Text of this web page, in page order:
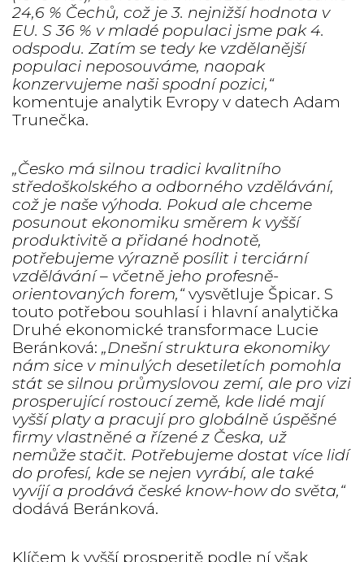
24,6 % Čechů, což je 3. nejnižší hodnota v
EU. S 36 % v mladé populaci jsme pak 4.
odspodu. Zatím se tedy ke vzdělanější
populaci neposouváme, naopak
konzervujeme naši spodní pozici,“
komentuje analytik Evropy v datech Adam
Trunečka.
„Česko má silnou tradici kvalitního
středoškolského a odborného vzdělávání,
což je naše výhoda. Pokud ale chceme
posunout ekonomiku směrem k vyšší
produktivitě a přidané hodnotě,
potřebujeme výrazně posílit i terciární
vzdělávání – včetně jeho profesně-
orientovaných forem,“vysvětluje Špicar. S
touto potřebou souhlasí i hlavní analytička
Druhé ekonomické transformace Lucie
Beránková: „Dnešní struktura ekonomiky
nám sice v minulých desetiletích pomohla
stát se silnou průmyslovou zemí, ale pro vizi
prosperující rostoucí země, kde lidé mají
vyšší platy a pracují pro globálně úspěšné
firmy vlastněné a řízené z Česka, už
nemůže stačit. Potřebujeme dostat více lidí
do profesí, kde se nejen vyrábí, ale také
vyvíjí a prodává české know-how do světa,“
dodává Beránková.
Klíčem k vyšší prosperitě podle ní však